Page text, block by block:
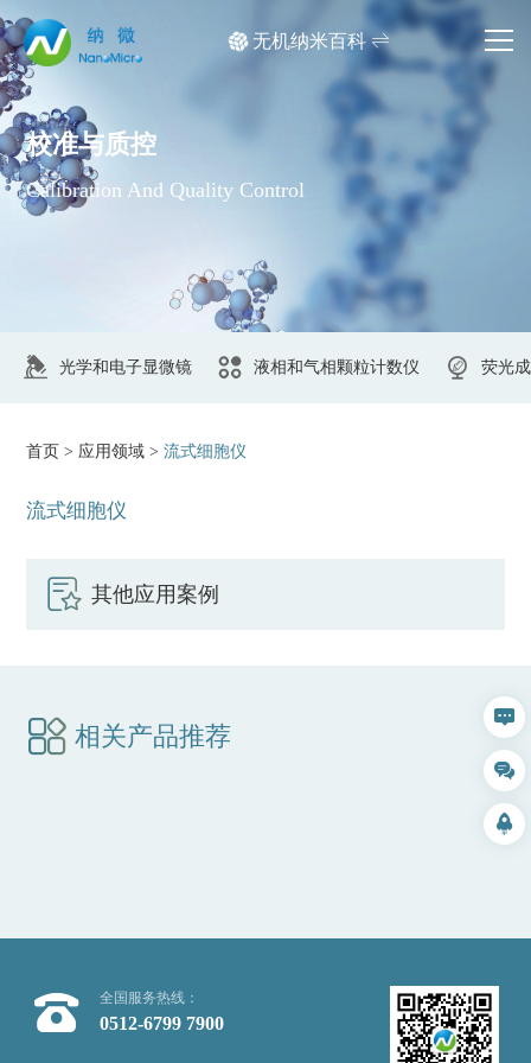
无机纳米百科
网站首页
产品中心
媒体中心
校准与质控
Calibration And Quality Control
光学和电子显微镜
首页 > 应用领域 >流式细胞仪
流式细胞仪
其他应用案例
相关产品推荐
全国服务热线：
0512-6799 7900